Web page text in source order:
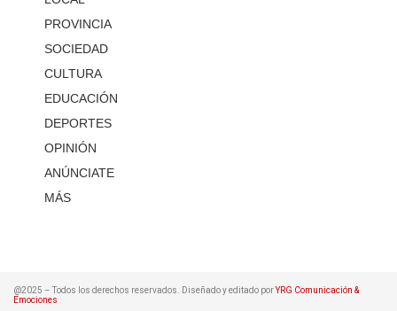
PROVINCIA
SOCIEDAD
CULTURA
EDUCACIÓN
DEPORTES
OPINIÓN
ANÚNCIATE
MÁS
@2025 – Todos los derechos reservados. Diseñado y editado porYRG Comunicación &
Emociones